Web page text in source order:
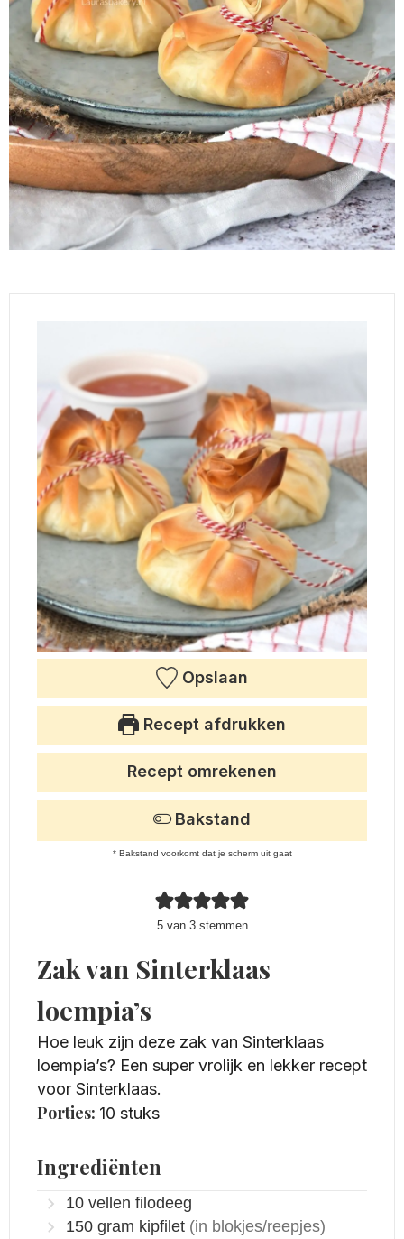
Opslaan
Recept afdrukken
5van 3stemmen
Recept omrekenen
Bakstand
* Bakstand voorkomt dat je scherm uit gaat
Zak van Sinterklaas
loempia’s
Hoe leuk zijn deze zak van Sinterklaas
loempia’s? Een super vrolijk en lekker recept
voor Sinterklaas.
Porties: 10 stuks
Ingrediënten
10 vellen filodeeg
150 gram kipfilet (in blokjes/reepjes)